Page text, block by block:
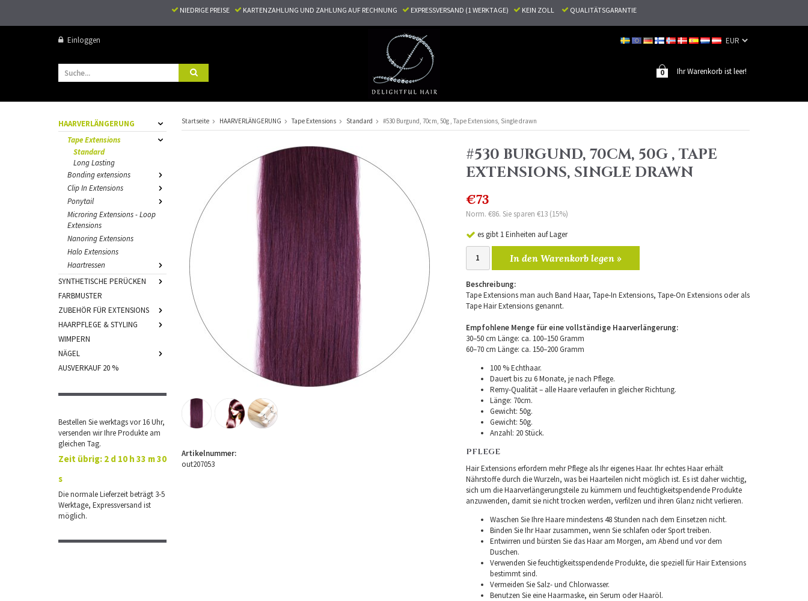
NIEDRIGE PREISE KARTENZAHLUNG UND ZAHLUNG AUF RECHNUNG EXPRESSVERSAND (1 WERKTAGE) KEIN ZOLL QUALITÄTSGARANTIE
Einloggen
Ihr Warenkorb ist leer!
0
HAARVERLÄNGERUNG
Tape Extensions
Standard
Long Lasting
Bonding extensions
Clip In Extensions
Ponytail
Microring Extensions - Loop
Extensions
Nanoring Extensions
Halo Extensions
Haartressen
SYNTHETISCHE PERÜCKEN
FARBMUSTER
ZUBEHÖR FÜR EXTENSIONS
HAARPFLEGE & STYLING
WIMPERN
NÄGEL
AUSVERKAUF 20 %
Bestellen Sie werktags vor 16 Uhr,
versenden wir Ihre Produkte am
gleichen Tag.
Zeit übrig: 2 d 10 h 33 m 30
s
Die normale Lieferzeit beträgt 3-5
Werktage, Expressversand ist
möglich.
Startseite HAARVERLÄNGERUNG Tape Extensions Standard #530 Burgund, 70cm, 50g , Tape Extensions, Single drawn
#530 BURGUND, 70CM, 50G , TAPE
EXTENSIONS, SINGLE DRAWN
€73
Norm. €86. Sie sparen €13 (15%)
es gibt 1 Einheiten auf Lager
In den Warenkorb legen »
Beschreibung:
Tape Extensions man auch Band Haar, Tape-In Extensions, Tape-On Extensions oder als
Tape Hair Extensions genannt.
Empfohlene Menge für eine vollständige Haarverlängerung:
30–50 cm Länge: ca. 100–150 Gramm
60–70 cm Länge: ca. 150–200 Gramm
100 % Echthaar.
Dauert bis zu 6 Monate, je nach Pflege.
Remy-Qualität – alle Haare verlaufen in gleicher Richtung.
Länge: 70cm.
Gewicht: 50g.
Gewicht: 50g.
Anzahl: 20 Stück.
PFLEGE
Hair Extensions erfordern mehr Pflege als Ihr eigenes Haar. Ihr echtes Haar erhält
Nährstoffe durch die Wurzeln, was bei Haarteilen nicht möglich ist. Es ist daher wichtig,
sich um die Haarverlängerungsteile zu kümmern und feuchtigkeitspendende Produkte
anzuwenden, damit sie nicht trocken werden, verfilzen und ihren Glanz nicht verlieren.
Waschen Sie Ihre Haare mindestens 48 Stunden nach dem Einsetzen nicht.
Binden Sie Ihr Haar zusammen, wenn Sie schlafen oder Sport treiben.
Entwirren und bürsten Sie das Haar am Morgen, am Abend und vor dem
Duschen.
Verwenden Sie feuchtigkeitsspendende Produkte, die speziell für Hair Extensions
bestimmt sind.
Vermeiden Sie Salz- und Chlorwasser.
Benutzen Sie eine Haarmaske, ein Serum oder Haaröl.
Artikelnummer:
out207053